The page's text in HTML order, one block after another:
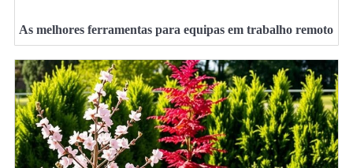
As melhores ferramentas para equipas em trabalho remoto